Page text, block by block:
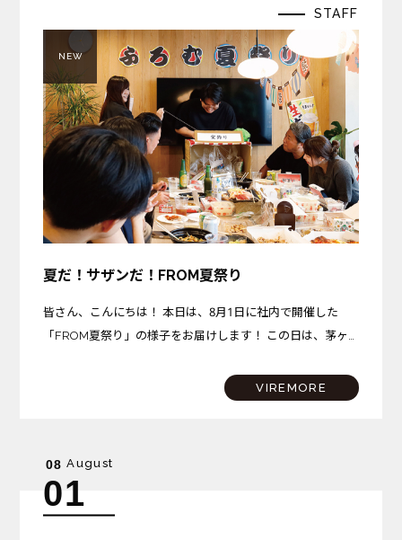
STAFF
NEW
夏だ！サザンだ！FROM夏祭り
皆さん、こんにちは！ 本日は、8月1日に社内で開催した
「FROM夏祭り」の様子をお届けします！ この日は、茅ヶ
ンビーチちがさきでは花火大会も開催されるという、まさに
VIREMORE
08 August
01